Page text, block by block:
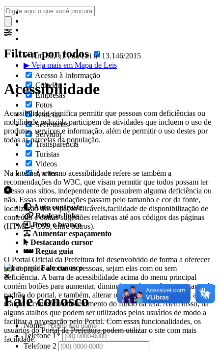
Filtrar por todos
Acesso à Informação
Cidadão
Empresas
Fotos
Notícias
Secretarias
Servidor
Transparência
Turistas
Videos
Áudios
Auto contraste
Realçar links
Preto e branco
Aumentar espaçamento
Destacando cursor
Regua guia
Fale conosco
Fale conosco
Nome*
Telefone 1*
Telefone 2
✔ Art. 63, §1º, da Lei nº 13.146/2015
▶ Veja mais em Mapa de Leis
Acessibilidade
Acessibilidade significa permitir que pessoas com deficiências ou
mobilidade reduzida participem de atividades que incluem o uso de
produtos, serviços e informação, além de permitir o uso destes por
todas as parcelas da população.
Na Internet, o termo acessibilidade refere-se também a
recomendações do W3C, que visam permitir que todos possam ter
acesso aos sítios, independente de possuírem alguma deficiência ou
não. Essas recomendações passam pelo tamanho e cor da fonte,
localização dos espaços clicáveis,facilidade de disponibilização de
conteúdo e outras sugestões relativas até aos códigos das páginas
(HTML e CSS, entre outros).
O Portal Oficial da Prefeitura foi desenvolvido de forma a oferecer
seu conteúdo a todas as pessoas, sejam elas com ou sem
deficiência. A barra de acessibilidade acima do menu principal
contém botões para aumentar, diminuir e voltar as fontes ao tamanho
padrão do portal, e também, alterar o tom das cores de forma a
realçar o conteúdo em detrimento do fundo da tela. Além disso, há
alguns atalhos que podem ser utilizados pelos usuários de modo a
facilitar a navegação pelo Portal. Com essas funcionalidades, os
usuários do Portal da Prefeitura podem utilizar o site com mais
facilidade.